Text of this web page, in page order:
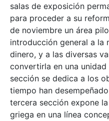
salas de exposición
para proceder a su
de noviembre un área
introducción general a la
dinero, y a las diversas
convertirla en una
sección se dedica a los
tiempo han
tercera sección expone
griega en una línea